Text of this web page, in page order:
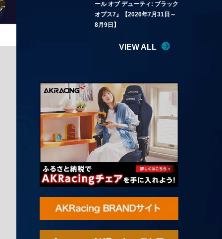
ール オブ デューティ: ブラック
オプス7』【2026年7月31日～
8月9日】
VIEW ALL